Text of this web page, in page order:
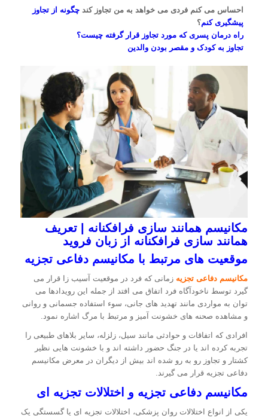
احساس می کنم فردی می خواهد به من تجاوز کند چگونه از تجاوز
پیشگیری کنم؟
راه درمان پسری که مورد تجاوز قرار گرفته چیست؟
تجاوز به کودک و مقصر بودن والدین
مکانیسم همانند سازی فرافکنانه | تعریف
همانند سازی فرافکنانه از زبان فروید
موقعیت های مرتبط با مکانیسم دفاعی تجزیه
مکانیسم دفاعی تجزیه زمانی که فرد در موقعیت آسیب زا قرار می
گیرد توسط ناخودآگاه فرد اتفاق می افتد از جمله این رویدادها می
توان به مواردی مانند تهدید های جانی، سوء استفاده جسمانی و روانی
و مشاهده صحنه های خشونت آمیز و مرتبط با مرگ اشاره نمود.
افرادی که اتفاقات و حوادثی مانند سیل، زلزله، سایر بلاهای طبیعی را
تجربه کرده اند یا در جنگ حضور داشته اند و با خشونت هایی نظیر
کشتار و تجاوز رو به رو شده اند بیش از دیگران در معرض مکانیسم
دفاعی تجزیه قرار می گیرند.
مکانیسم دفاعی تجزیه و اختلالات تجزیه ای
یکی از انواع اختلالات روان پزشکی، اختلالات تجزیه ای یا گسستگی یک